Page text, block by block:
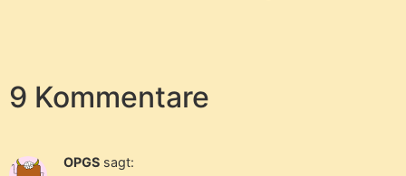
9 Kommentare
OPGS sagt: